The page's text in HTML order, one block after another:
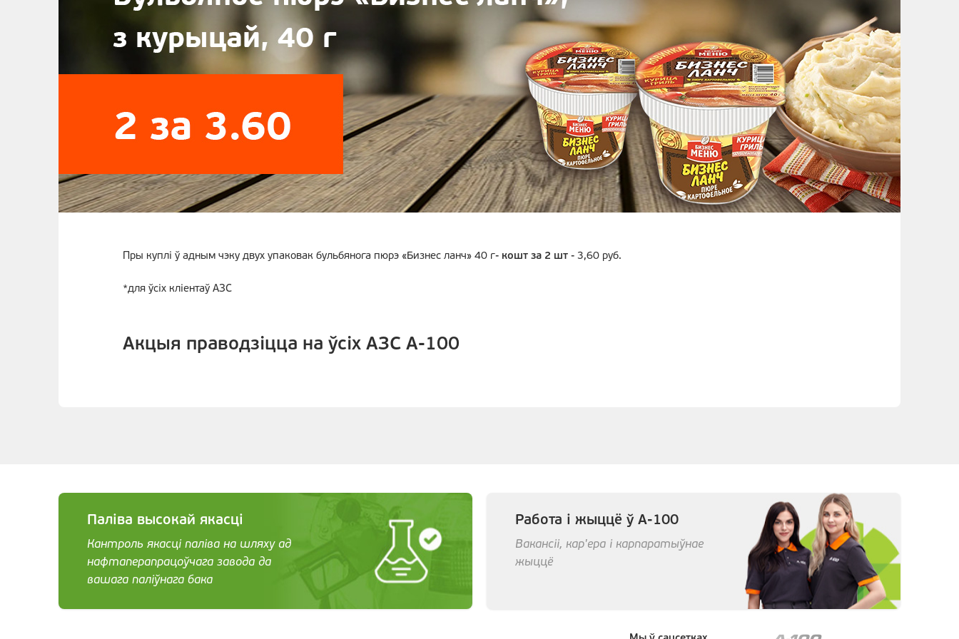
Пры куплi ў адным чэку двух упаковак бульбянога пюрэ «Бизнес ланч» 40 г- кошт за 2 шт - 3,60 руб.
*для ўсіх кліентаў АЗС
Акцыя праводзіцца на ўсіх АЗС А-100
Паліва высокай якасці
Кантроль якасці паліва на шляху ад
нафтаперапрацоўчага завода да
вашага паліўнага бака
Работа і жыццё ў А-100
Вакансіі, кар'ера і карпаратыўнае
жыццё